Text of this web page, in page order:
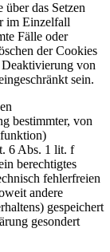
das Setzen
im Einzelfall
Fälle oder
der Cookies
von
sein.
bestimmter, von
6 Abs. 1 lit. f
berechtigtes
fehlerfreien
andere
gespeichert
gesondert